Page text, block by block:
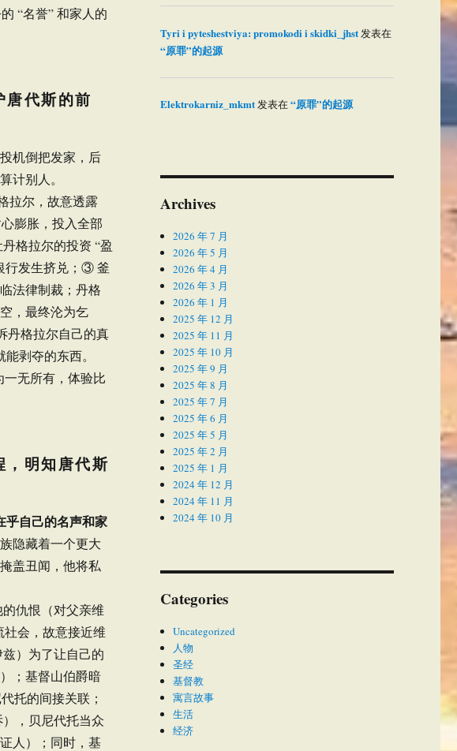
“名誉” 和家人的
代斯的前
机倒把发家，后
计别人。
拉尔，故意透露
膨胀，投入全部
格拉尔的投资 “盈
行发生挤兑；③ 釜
法律制裁；丹格
，最终沦为乞
丹格拉尔自己的真
剥夺的东西。
一无所有，体验比
明知唐代斯
乎自己的名声和家
隐藏着一个更大
盖丑闻，他将私
仇恨（对父亲维
会，故意接近维
）为了让自己的
；基督山伯爵暗
托的间接关联；
，贝尼代托当众
人）；同时，基
Tyri i pyteshestviya: promokodi i skidki_jhst发表在
“原罪”的起源
Elektrokarniz_mkmt发表在“原罪”的起源
Archives
2026 年 7 月
2026 年 5 月
2026 年 4 月
2026 年 3 月
2026 年 1 月
2025 年 12 月
2025 年 11 月
2025 年 10 月
2025 年 9 月
2025 年 8 月
2025 年 7 月
2025 年 6 月
2025 年 5 月
2025 年 2 月
2025 年 1 月
2024 年 12 月
2024 年 11 月
2024 年 10 月
Categories
Uncategorized
人物
圣经
基督教
寓言故事
生活
经济